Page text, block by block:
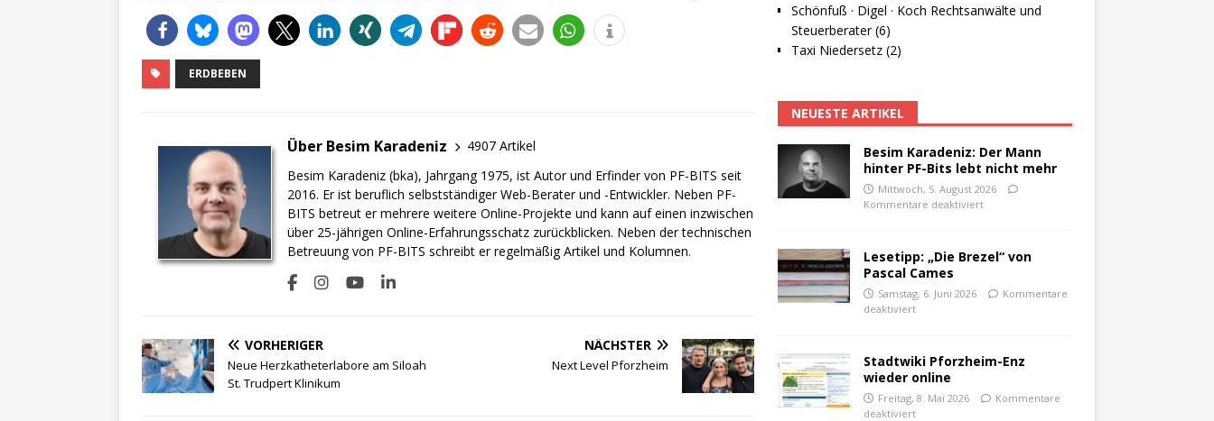
ERDBEBEN
Über Besim Karadeniz
4907 Artikel
Besim Karadeniz (bka), Jahrgang 1975, ist Autor und Erfinder von PF-BITS seit
2016. Er ist beruflich selbstständiger Web-Berater und -Entwickler. Neben PF-
BITS betreut er mehrere weitere Online-Projekte und kann auf einen inzwischen
über 25-jährigen Online-Erfahrungsschatz zurückblicken. Neben der technischen
Betreuung von PF-BITS schreibt er regelmäßig Artikel und Kolumnen.
VORHERIGER
Neue Herzkatheterlabore am Siloah
St. Trudpert Klinikum
NÄCHSTER
Next Level Pforzheim
Schönfuß · Digel · Koch Rechtsanwälte und
Steuerberater (6)
Taxi Niedersetz (2)
NEUESTE ARTIKEL
Besim Karadeniz: Der Mann
hinter PF-Bits lebt nicht mehr
Mittwoch, 5. August 2026
Kommentare deaktiviert
Lesetipp: „Die Brezel“ von
Pascal Cames
Samstag, 6. Juni 2026
Kommentare
deaktiviert
Stadtwiki Pforzheim-Enz
wieder online
Freitag, 8. Mai 2026
Kommentare
deaktiviert